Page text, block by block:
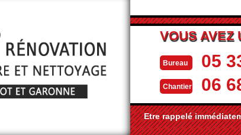
VOUS AVEZ
Bureau 05
Chantier 06
Etre rappelé